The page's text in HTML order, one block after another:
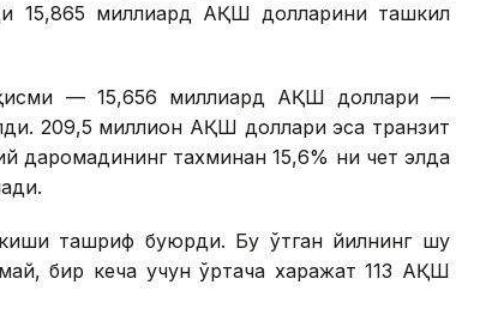
15,865 миллиард АҚШ долларини ташкил
қисми — 15,656 миллиард АҚШ доллари —
209,5 миллион АҚШ доллари эса транзит
даромадининг тахминан 15,6% ни чет элда
ташриф буюрди. Бу ўтган йилнинг шу
бир кеча учун ўртача харажат 113 АҚШ